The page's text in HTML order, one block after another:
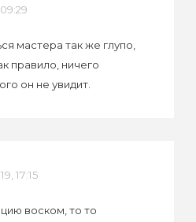
мастера так же глупо,
правило, ничего
он не увидит.
17:15
воском, то то